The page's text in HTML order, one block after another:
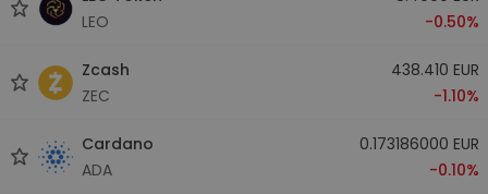
LEO
-0.50%
Zcash
ZEC
438.410 EUR
-1.10%
Cardano
ADA
0.173186000 EUR
-0.10%